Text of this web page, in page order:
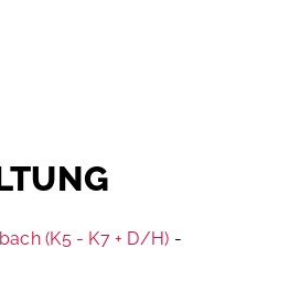
(K5 - K7 + D/H) -